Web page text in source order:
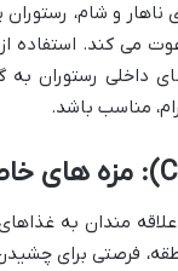
و شام،
می کند. استفاده از
داخلی رستوران به
مناسب باشد.
مندان به
فرصتی برای چشیدن